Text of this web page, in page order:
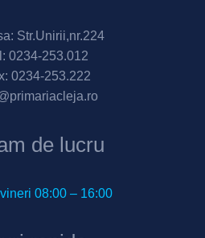
Str.Unirii,nr.224
0234-253.012
0234-253.222
de lucru
08:00 – 16:00